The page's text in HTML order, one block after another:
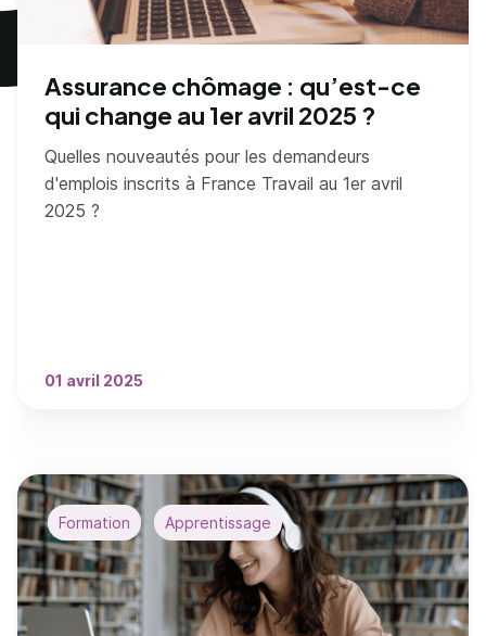
Assurance chômage : qu’est-ce
qui change au 1er avril 2025 ?
Quelles nouveautés pour les demandeurs
d'emplois inscrits à France Travail au 1er avril
2025 ?
01 avril 2025
Formation Apprentissage